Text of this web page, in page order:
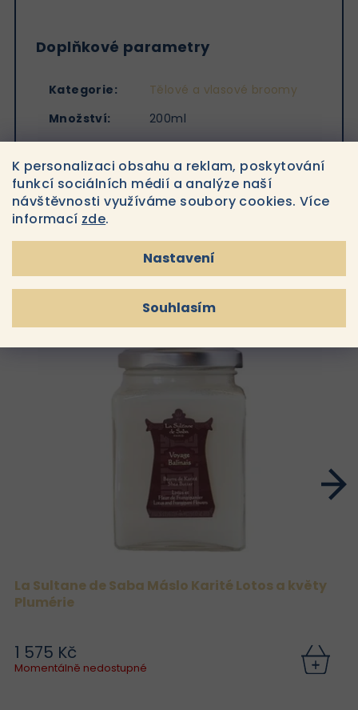
K personalizaci obsahu a reklam, poskytování
funkcí sociálních médií a analýze naší
návštěvnosti využíváme soubory cookies. Více
informací zde.
Nastavení
Souhlasím
Doplňkové parametry
Kategorie:
Tělové a vlasové broomy
Množství:
200ml
Související produkty
La Sultane de Saba Máslo Karité Lotos a květy
Plumérie
1 575 Kč
Momentálně nedostupné